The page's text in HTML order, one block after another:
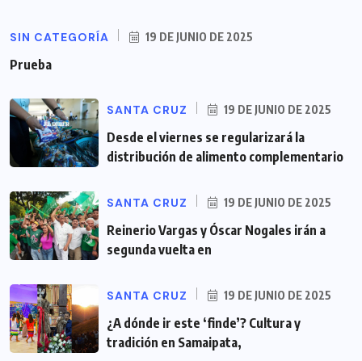
SIN CATEGORÍA 19 DE JUNIO DE 2025
Prueba
SANTA CRUZ 19 DE JUNIO DE 2025
Desde el viernes se regularizará la
distribución de alimento complementario
SANTA CRUZ 19 DE JUNIO DE 2025
Reinerio Vargas y Óscar Nogales irán a
segunda vuelta en
SANTA CRUZ 19 DE JUNIO DE 2025
¿A dónde ir este ‘finde’? Cultura y
tradición en Samaipata,